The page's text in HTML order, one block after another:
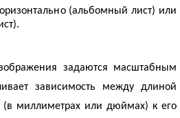
(альбомный лист) или
задаются масштабным
зависимость между длиной
(в миллиметрах или дюймах) к его